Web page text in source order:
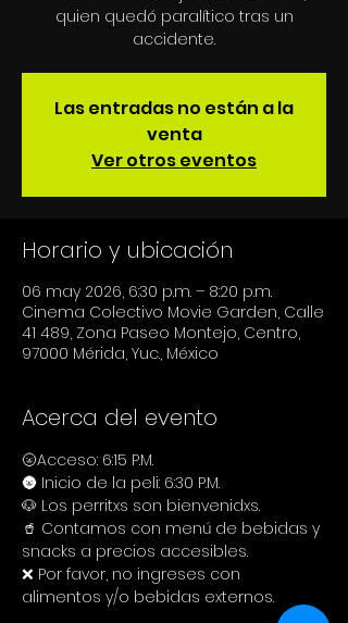
quien quedó paralítico tras un
accidente.
Las entradas no están a la
venta
Ver otros eventos
Horario y ubicación
06 may 2026, 6:30 p.m. – 8:20 p.m.
Cinema Colectivo Movie Garden, Calle
41 489, Zona Paseo Montejo, Centro,
97000 Mérida, Yuc., México
Acerca del evento
🌝Acceso: 6:15 P.M.
🌚 Inicio de la peli: 6:30 P.M.
🐶 Los perritxs son bienvenidxs.
🥤 Contamos con menú de bebidas y
snacks a precios accesibles.
❌ Por favor, no ingreses con
alimentos y/o bebidas externos.